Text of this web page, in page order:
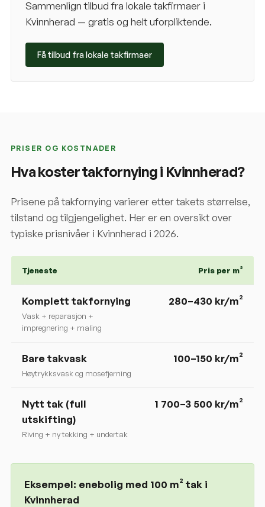
Sammenlign tilbud fra lokale takfirmaer i
Kvinnherad — gratis og helt uforpliktende.
Få tilbud fra lokale takfirmaer
PRISER OG KOSTNADER
Hva koster takfornying i Kvinnherad?
Prisene på takfornying varierer etter takets størrelse,
tilstand og tilgjengelighet. Her er en oversikt over
typiske prisnivåer i Kvinnherad i 2026.
Tjeneste Pris per m²
Komplett takfornying
Vask + reparasjon +
impregnering + maling
280–430 kr/m²
Bare takvask
Høytrykksvask og mosefjerning
100–150 kr/m²
Nytt tak (full
utskifting)
Riving + ny tekking + undertak
1 700–3 500 kr/m²
Eksempel: enebolig med 100 m² tak i
Kvinnherad